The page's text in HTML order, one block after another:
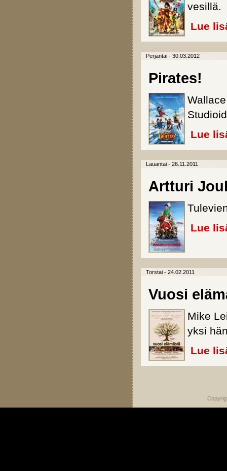
vesillä.
Lue
Perjantai - 30.03.2012
Pirates!
Lue
Lauantai - 26.11.2011
Artturi
Lue
Torstai - 24.02.2011
Vuosi
Mike
yksi
Lue